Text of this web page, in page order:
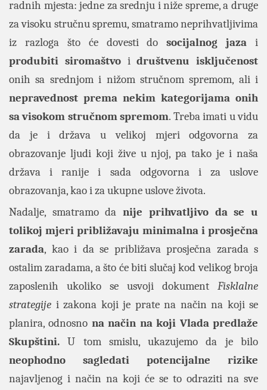
radnih mjesta: jedne za srednju i niže spreme, a druge
za visoku stručnu spremu, smatramo neprihvatljivima
iz razloga što će dovesti dosocijalnog jaza i
produbiti siromaštvoidruštvenu isključenost
onih sa srednjom i nižom stručnom spremom, ali i
nepravednost prema nekim kategorijama onih
sa visokom stručnom spremom. Treba imati u vidu
da je i država u velikoj mjeri odgovorna za
obrazovanje ljudi koji žive u njoj, pa tako je i naša
država i ranije i sada odgovorna i za uslove
obrazovanja, kao i za ukupne uslove života.
Nadalje, smatramo danije prihvatljivo da se u
tolikoj mjeri približavaju minimalna i prosječna
zarada, kao i da se približava prosječna zarada s
ostalim zaradama, a što će biti slučaj kod velikog broja
zaposlenih ukoliko se usvoji dokument Fisklalne
strategije i zakona koji je prate na način na koji se
planira, odnosno na način na koji Vlada predlaže
Skupštini. U tom smislu, ukazujemo da je bilo
neophodno sagledati potencijalne rizike
najavljenog i način na koji će se to odraziti na sve